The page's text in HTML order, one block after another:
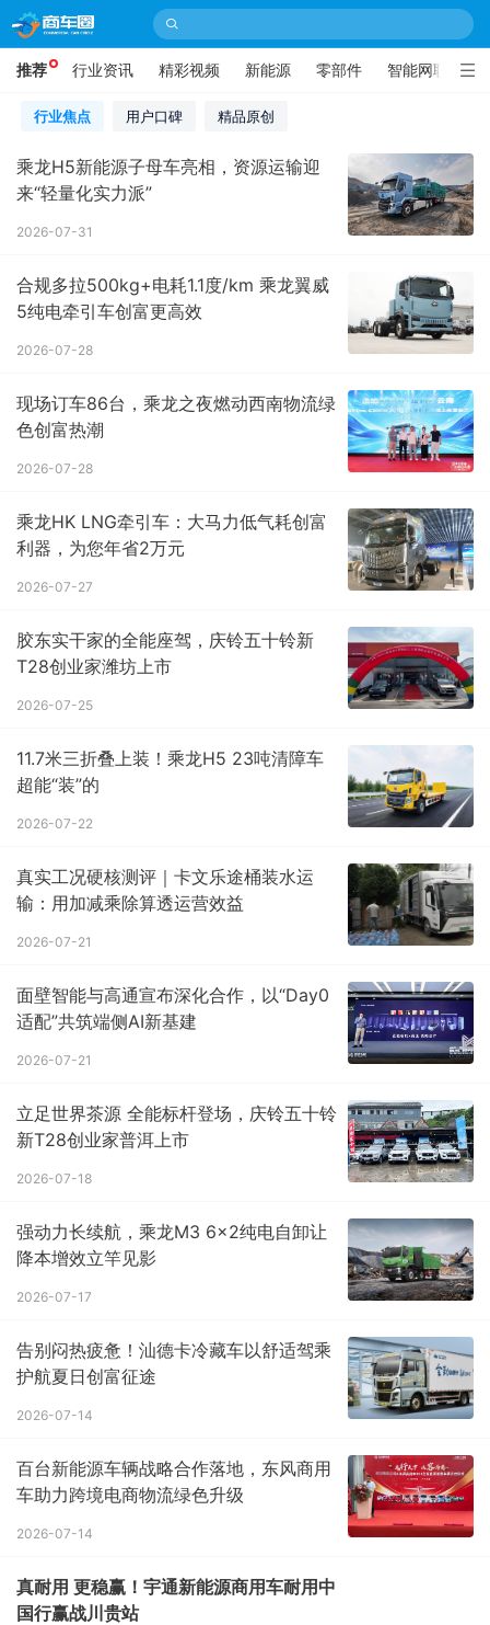
推荐 行业资讯 精彩视频 新能源 零部件 智能网联 录
行业焦点 用户口碑 精品原创
乘龙H5新能源子母车亮相，资源运输迎
来“轻量化实力派”
2026-07-31
合规多拉500kg+电耗1.1度/km 乘龙翼威
5纯电牵引车创富更高效
2026-07-28
现场订车86台，乘龙之夜燃动西南物流绿
色创富热潮
2026-07-28
乘龙HK LNG牵引车：大马力低气耗创富
利器，为您年省2万元
2026-07-27
胶东实干家的全能座驾，庆铃五十铃新
T28创业家潍坊上市
2026-07-25
11.7米三折叠上装！乘龙H5 23吨清障车
超能“装”的
2026-07-22
真实工况硬核测评｜卡文乐途桶装水运
输：用加减乘除算透运营效益
2026-07-21
面壁智能与高通宣布深化合作，以“Day0
适配”共筑端侧AI新基建
2026-07-21
立足世界茶源 全能标杆登场，庆铃五十铃
新T28创业家普洱上市
2026-07-18
强动力长续航，乘龙M3 6×2纯电自卸让
降本增效立竿见影
2026-07-17
告别闷热疲惫！汕德卡冷藏车以舒适驾乘
护航夏日创富征途
2026-07-14
百台新能源车辆战略合作落地，东风商用
车助力跨境电商物流绿色升级
2026-07-14
真耐用 更稳赢！宇通新能源商用车耐用中
国行赢战川贵站